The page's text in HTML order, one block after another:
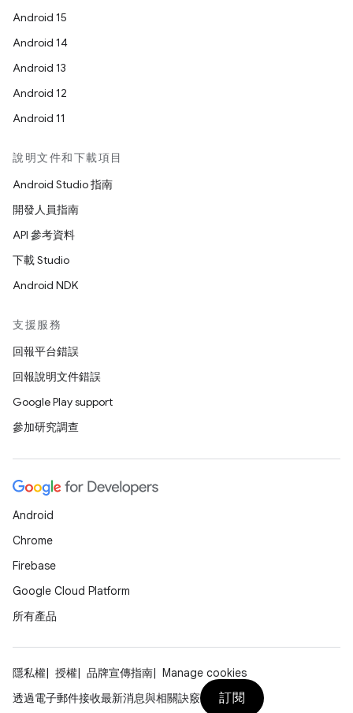
Android 15
Android 14
Android 13
Android 12
Android 11
說明文件和下載項目
Android Studio 指南
開發人員指南
API 參考資料
下載 Studio
Android NDK
支援服務
回報平台錯誤
回報說明文件錯誤
Google Play support
參加研究調查
Android
Chrome
Firebase
Google Cloud Platform
所有產品
隱私權 授權 品牌宣傳指南
Manage cookies
透過電子郵件接收最新消息與相關訣竅
訂閱